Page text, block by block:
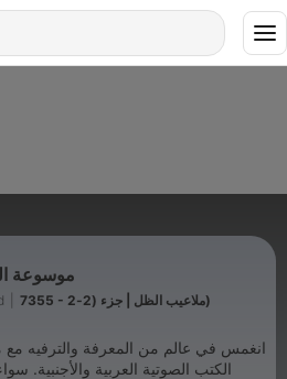
موسوعة
7355 - ملاعيب الظل | جزء (2-2)
انغمس في عالم من المعرفة والترفيه مع
الكتب الصوتية العربية